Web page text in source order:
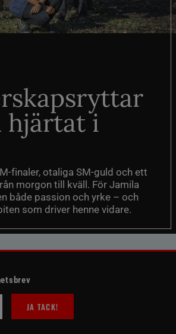
hjärtat i
finaler, otaliga SM-guld och ett
morgon till kväll. För Jamila
både passion och yrke – och
som driver henne vidare.
JA TACK!